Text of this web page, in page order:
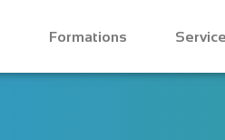
Formations